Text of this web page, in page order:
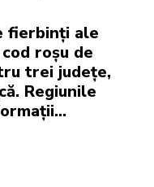
fierbinți ale
roșu de
trei județe,
Regiunile